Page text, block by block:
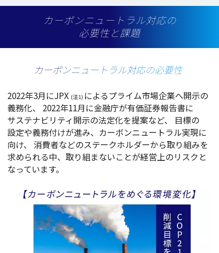
カーボンニュートラル対応の
必要性と課題
カーボンニュートラル対応の必要性
2022年3月にJPX (注1) によるプライム市場企業へ開示の
義務化、 2022年11月に金融庁が有価証券報告書に
サステナビリティ 開示の法定化を提案など、 目標の
設定や義務付けが進み、 カーボンニュートラル実現に
向け、
消費者などのステークホルダーから取り組みを
求められる中、取り組まないことが経営上のリスク と
なっています。